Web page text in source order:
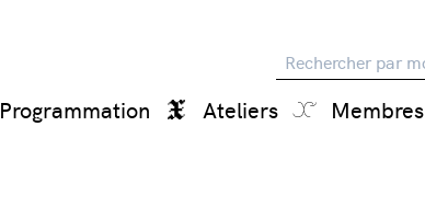
Recherche
Programmation Ateliers Membres